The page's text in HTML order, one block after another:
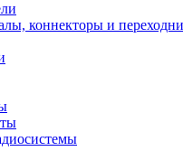
коннекторы и